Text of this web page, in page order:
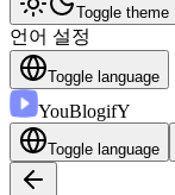
Toggle theme
언어 설정
Toggle language
YouBlogifY
Toggle language